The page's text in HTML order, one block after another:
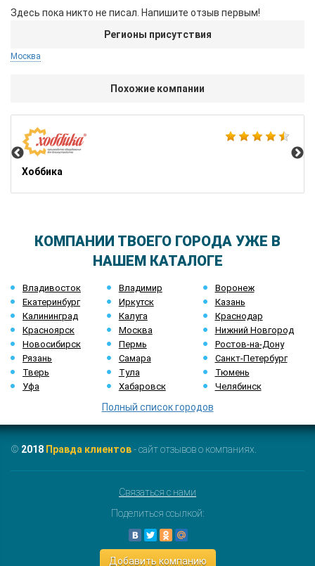
Здесь пока никто не писал. Напишите отзыв первым!
Регионы присутствия
Москва
Похожие компании
Хоббика
КОМПАНИИ ТВОЕГО ГОРОДА УЖЕ В
НАШЕМ КАТАЛОГЕ
Владивосток Владимир
Воронеж
Екатеринбург
Иркутск
Казань
Калининград
Калуга
Краснодар
Красноярск
Москва
Нижний Новгород
Новосибирск
Пермь
Ростов-на-Дону
Рязань
Самара
Санкт-Петербург
Тверь
Тула
Тюмень
Уфа
Хабаровск Челябинск
Полный список городов
© 2018 Правда клиентов- сайт отзывов о компаниях.
Связаться с нами
Поделиться ссылкой:
Добавить компанию